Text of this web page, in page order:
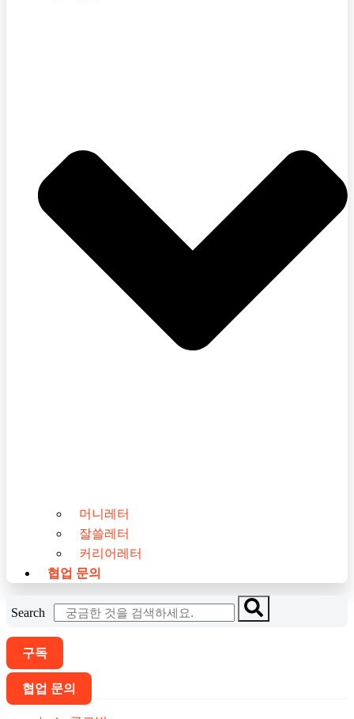
머니레터
잘쓸레터
커리어레터
협업 문의
Search
구독
협업 문의